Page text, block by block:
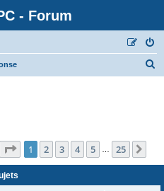
- Forum
Page 1sur25
1 2 3 4 5 25